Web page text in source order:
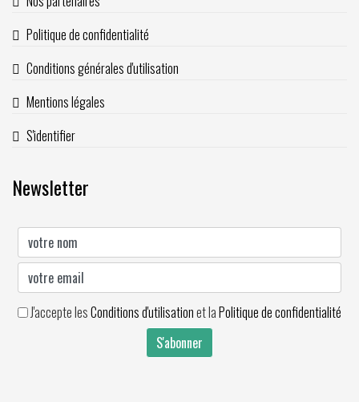
Politique de confidentialité
Conditions générales d'utilisation
Mentions légales
S'identifier
Newsletter
J'accepte lesConditions d'utilisationet laPolitique de confidentialité